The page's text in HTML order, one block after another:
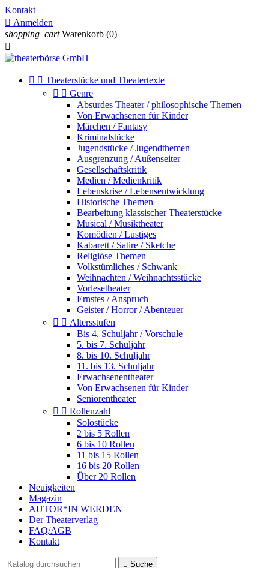
Kontakt
 Anmelden
shopping_cart Warenkorb (0)

  Theaterstücke und Theatertexte
  Genre
Absurdes Theater / philosophische Themen
Von Erwachsenen für Kinder
Märchen / Fantasy
Kriminalstücke
Jugendstücke / Jugendthemen
Ausgrenzung / Außenseiter
Gesellschaftskritik
Medien / Medienkritik
Lebenskrise / Lebensentwicklung
Historische Themen
Bearbeitung klassischer Theaterstücke
Musical / Musiktheater
Komödien / Lustiges
Kabarett / Satire / Sketche
Religiöse Themen
Volkstümliches / Schwank
Weihnachten / Weihnachtsstücke
Vorlesetheater
Ernstes / Anspruch
Geister / Horror / Abenteuer
  Altersstufen
Bis 4. Schuljahr / Vorschule
5. bis 7. Schuljahr
8. bis 10. Schuljahr
11. bis 13. Schuljahr
Erwachsenentheater
Von Erwachsenen für Kinder
Seniorentheater
  Rollenzahl
Solostücke
2 bis 5 Rollen
6 bis 10 Rollen
11 bis 15 Rollen
16 bis 20 Rollen
Über 20 Rollen
Neuigkeiten
Magazin
AUTOR*IN WERDEN
Der Theaterverlag
FAQ/AGB
Kontakt
 Suche